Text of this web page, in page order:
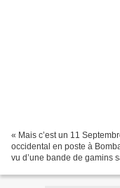
« Mais c’est un 11
occidental en poste à
vu d’une bande de gamins